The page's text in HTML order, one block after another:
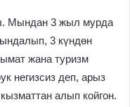
Мындан 3 жыл мурда
3 күндөн
жана туризм
негизсиз деп, арыз
алып койгон.